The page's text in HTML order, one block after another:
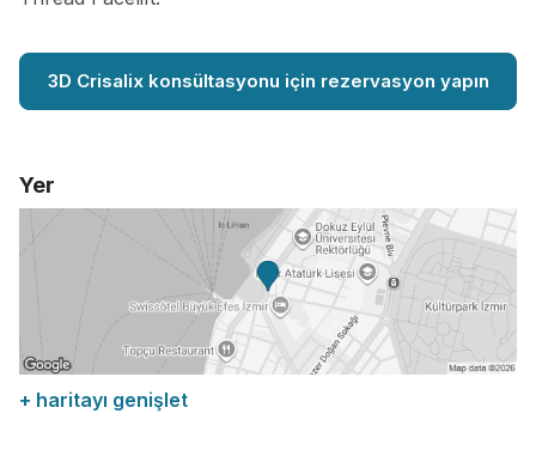
3D Crisalix konsültasyonu için rezervasyon yapın
Yer
+ haritayı genişlet